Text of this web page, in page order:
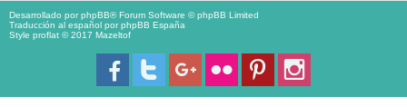
Desarrollado porphpBB® Forum Software © phpBB Limited
Traducción al español porphpBB España
Style proflat © 2017 Mazeltof